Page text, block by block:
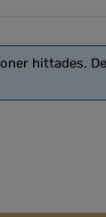
hittades.